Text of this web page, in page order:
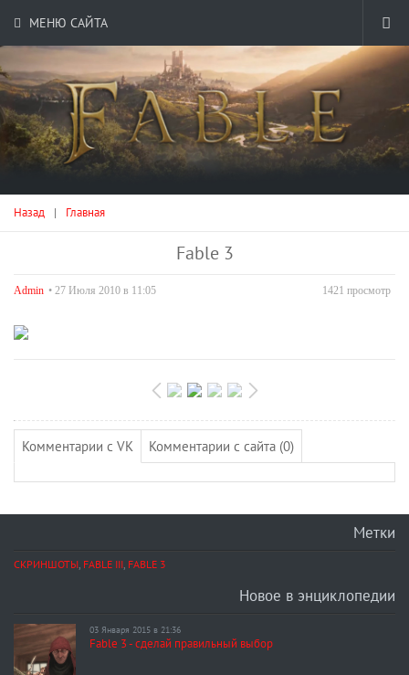
МЕНЮ САЙТА
Назад | Главная
Fable 3
Admin • 27 Июля 2010 в 11:05 1421 просмотр
Комментарии с VK Комментарии с сайта (0)
Метки
СКРИНШОТЫ FABLE III FABLE 3
Новое в энциклопедии
03 Января 2015 в 21:36
Fable 3 - сделай правильный выбор